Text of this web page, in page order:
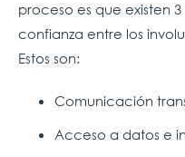
proceso es que existen
confianza entre los
Estos son:
Comunicación
Acceso a datos e